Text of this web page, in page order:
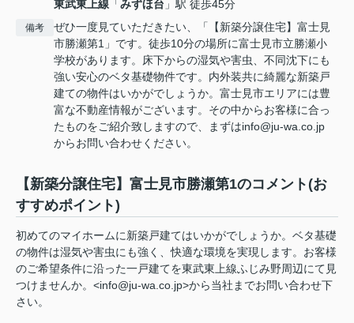
東武東上線 「みずほ台 」駅 徒歩45分
備考
ぜひ一度見ていただきたい、「【新築分譲住宅】富士見
市勝瀬第1」です。徒歩10分の場所に富士見市立勝瀬小
学校があります。床下からの湿気や害虫、不同沈下にも
強い安心のベタ基礎物件です。内外装共に綺麗な新築戸
建ての物件はいかがでしょうか。富士見市エリアには豊
富な不動産情報がございます。その中からお客様に合っ
たものをご紹介致しますので、まずはinfo@ju-wa.co.jp
からお問い合わせください。
【新築分譲住宅】富士見市勝瀬第1のコメント(お
すすめポイント)
初めてのマイホームに新築戸建てはいかがでしょうか。ベタ基礎
の物件は湿気や害虫にも強く、快適な環境を実現します。お客様
のご希望条件に沿った一戸建てを東武東上線ふじみ野周辺にて見
つけませんか。<info@ju-wa.co.jp>から当社までお問い合わせ下
さい。